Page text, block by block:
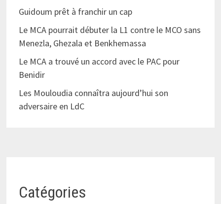
Guidoum prêt à franchir un cap
Le MCA pourrait débuter la L1 contre le MCO sans
Menezla, Ghezala et Benkhemassa
Le MCA a trouvé un accord avec le PAC pour
Benidir
Les Mouloudia connaîtra aujourd’hui son
adversaire en LdC
Catégories